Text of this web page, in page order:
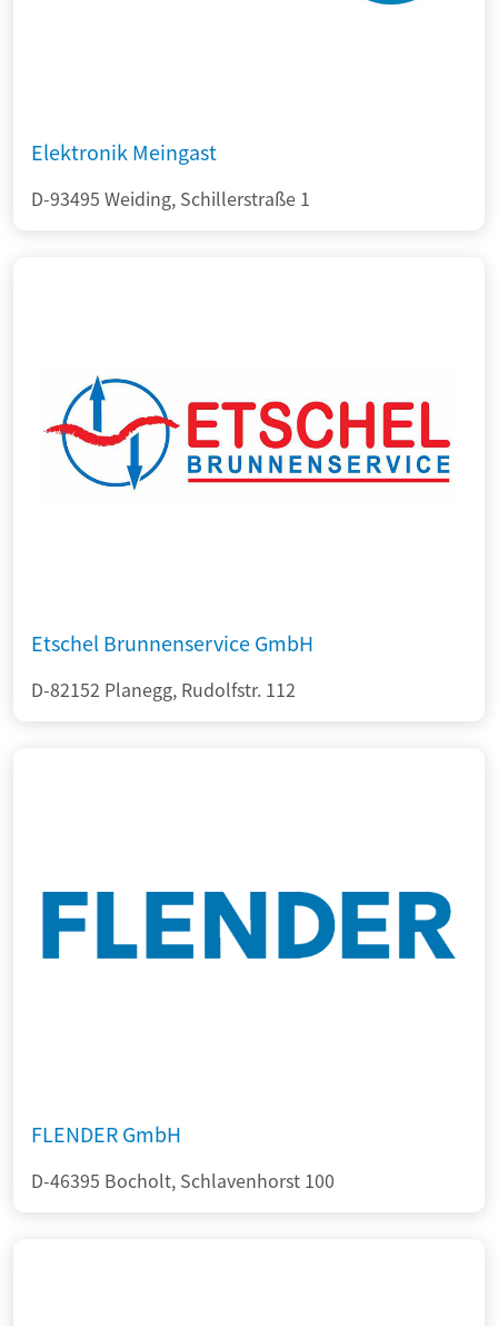
Elektronik Meingast
D-93495 Weiding, Schillerstraße 1
Etschel Brunnenservice GmbH
D-82152 Planegg, Rudolfstr. 112
FLENDER GmbH
D-46395 Bocholt, Schlavenhorst 100